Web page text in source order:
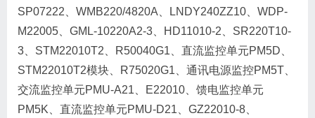
SP07222、WMB220/4820A、LNDY240ZZ10、WDP-
M22005、GML-10220A2-3、HD11010-2、SR220T10-
3、STM22010T2、R50040G1、直流监控单元PM5D、
STM22010T2模块、R75020G1、通讯电源监控PM5T、
交流监控单元PMU-A21、E22010、馈电监控单元
PM5K、直流监控单元PMU-D21、GZ22010-8、